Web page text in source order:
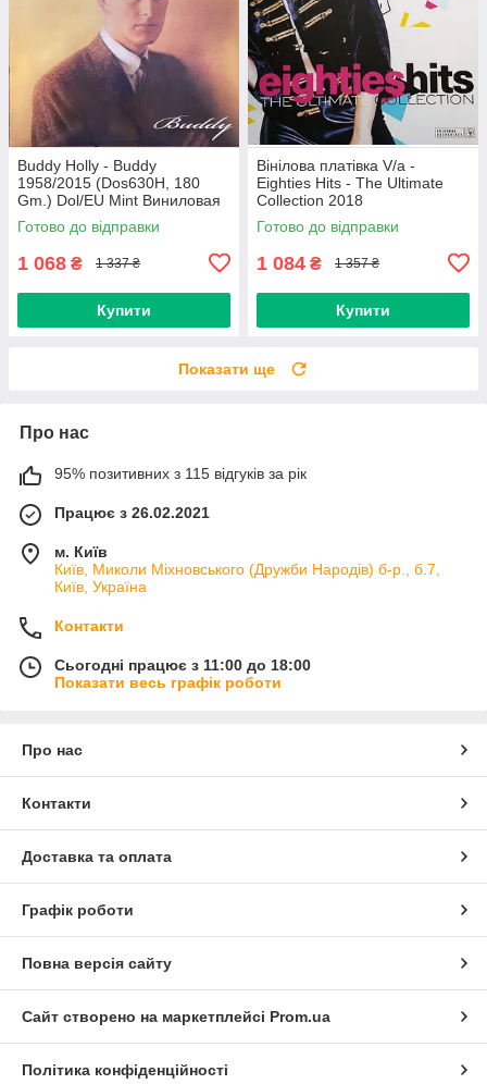
Buddy Holly - Buddy
1958/2015 (Dos630H, 180
Gm.) Dol/EU Mint Виниловая
пластинка (art.234454)
Готово до відправки
1 068 ₴ 1 337 ₴
Купити
Вінілова платівка V/a -
Eighties Hits - The Ultimate
Collection 2018
(0190758737713) Sony
Music/EU Mint
Готово до відправки
1 084 ₴ 1 357 ₴
Купити
Показати ще
Про нас
95% позитивних з 115 відгуків за рік
Працює з 26.02.2021
м. Київ
Київ, Миколи Міхновського (Дружби Народів) б-р., б.7,
Київ, Україна
Контакти
Сьогодні працює з 11:00 до 18:00
Показати весь графік роботи
Про нас
Контакти
Доставка та оплата
Графік роботи
Повна версія сайту
Сайт створено на маркетплейсі Prom.ua
Політика конфіденційності